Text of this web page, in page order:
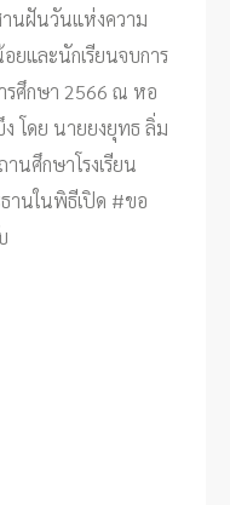
านฝันวันแห่งความ
ยและนักเรียนจบการ
รศึกษา 2566 ณ หอ
โดย นายยงยุทธ ลิ่ม
นศึกษาโรงเรียน
านในพิธีเปิด #ขอ